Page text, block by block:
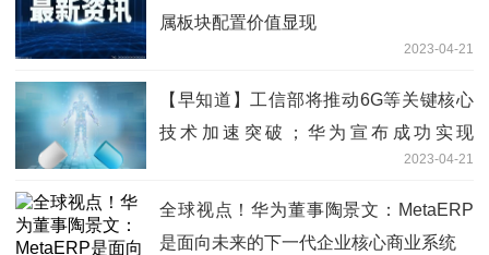
属板块配置价值显现
2023-04-21
【早知道】工信部将推动6G等关键核心
技术加速突破；华为宣布成功实现
2023-04-21
全球视点！华为董事陶景文：MetaERP
是面向未来的下一代企业核心商业系统